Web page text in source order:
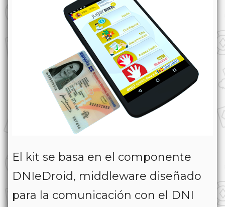
El kit se basa en el componente
DNIeDroid, middleware diseñado
para la comunicación con el DNI